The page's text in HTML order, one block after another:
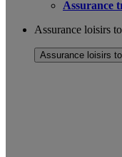
Assurance
Assurance loisirs
Assurance loisirs